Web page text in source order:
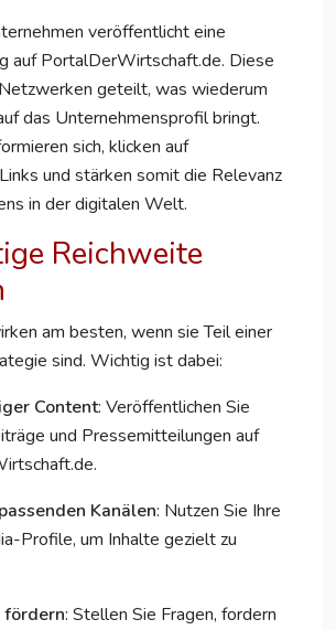
veröffentlicht eine
auf PortalDerWirtschaft.de. Diese
geteilt, was wiederum
das Unternehmensprofil bringt.
sich, klicken auf
und stärken somit die Relevanz
in der digitalen Welt.
Reichweite
am besten, wenn sie Teil einer
sind. Wichtig ist dabei:
Content: Veröffentlichen Sie
und Pressemitteilungen auf
Kanälen: Nutzen Sie Ihre
Profile, um Inhalte gezielt zu
fördern: Stellen Sie Fragen, fordern